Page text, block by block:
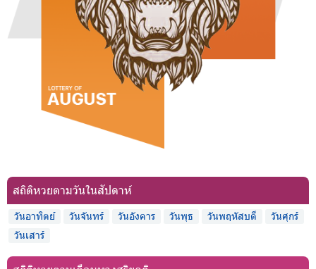
สถิติหวยตามวันในสัปดาห์
วันอาทิตย์ วันจันทร์ วันอังคาร วันพุธ วันพฤหัสบดี
วันศุกร์
วันเสาร์